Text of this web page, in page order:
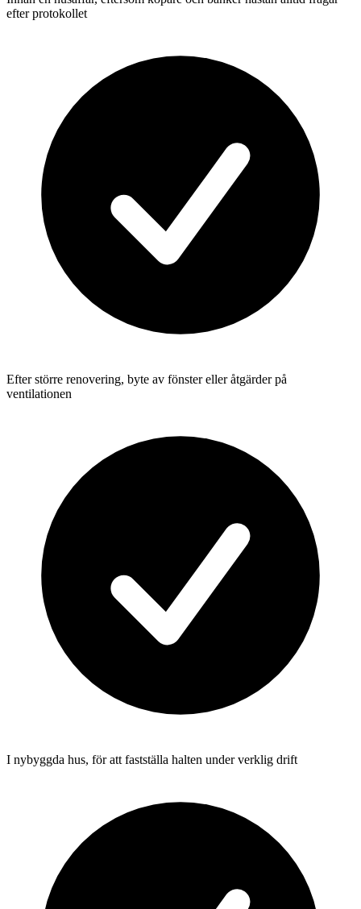
efter protokollet
Efter större renovering, byte av fönster eller åtgärder på
ventilationen
I nybyggda hus, för att fastställa halten under verklig drift